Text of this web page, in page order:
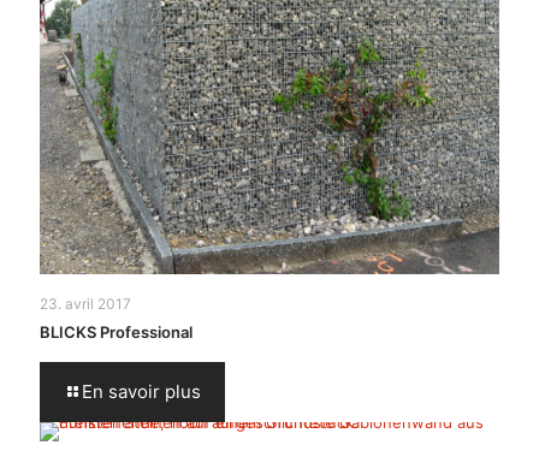
23. avril 2017
BLICKS Professional
En savoir plus